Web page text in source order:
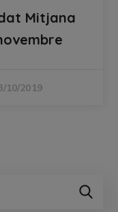
Mitjana
10/2019